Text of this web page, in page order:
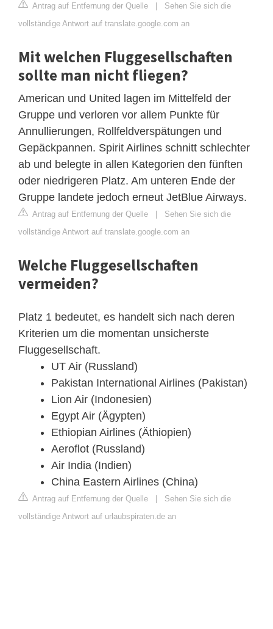
Antrag auf Entfernung der Quelle | Sehen Sie sich die
vollständige Antwort auf translate.google.com an
Mit welchen Fluggesellschaften
sollte man nicht fliegen?
American und United lagen im Mittelfeld der
Gruppe und verloren vor allem Punkte für
Annullierungen, Rollfeldverspätungen und
Gepäckpannen. Spirit Airlines schnitt schlechter
ab und belegte in allen Kategorien den fünften
oder niedrigeren Platz. Am unteren Ende der
Gruppe landete jedoch erneut JetBlue Airways.
Antrag auf Entfernung der Quelle | Sehen Sie sich die
vollständige Antwort auf translate.google.com an
Welche Fluggesellschaften
vermeiden?
Platz 1 bedeutet, es handelt sich nach deren
Kriterien um die momentan unsicherste
Fluggesellschaft.
UT Air (Russland)
Pakistan International Airlines (Pakistan)
Lion Air (Indonesien)
Egypt Air (Ägypten)
Ethiopian Airlines (Äthiopien)
Aeroflot (Russland)
Air India (Indien)
China Eastern Airlines (China)
Antrag auf Entfernung der Quelle | Sehen Sie sich die
vollständige Antwort auf urlaubspiraten.de an